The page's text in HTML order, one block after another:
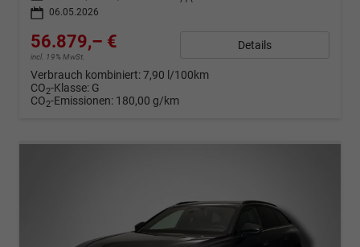
06.05.2026
56.879,– €
incl. 19% MwSt.
Details
Verbrauch kombiniert:7,90 l/100km
CO2-Klasse: G
CO2-Emissionen: 180,00 g/km